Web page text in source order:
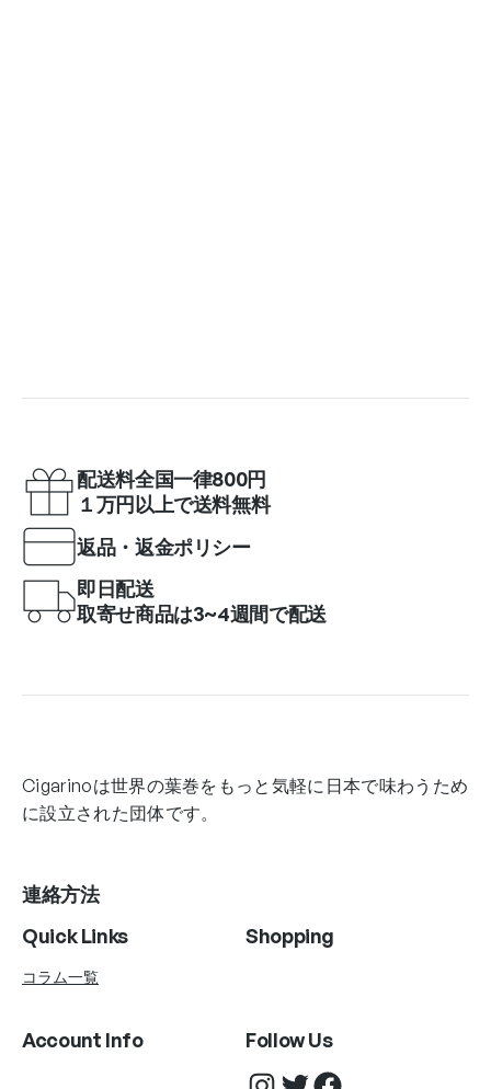
配送料全国一律800円
１万円以上で送料無料
返品・返金ポリシー
即日配送
取寄せ商品は3~4週間で配送
Cigarinoは世界の葉巻をもっと気軽に日本で味わうため
に設立された団体です。
連絡方法
Quick Links
コラム一覧
Shopping
Account Info Follow Us